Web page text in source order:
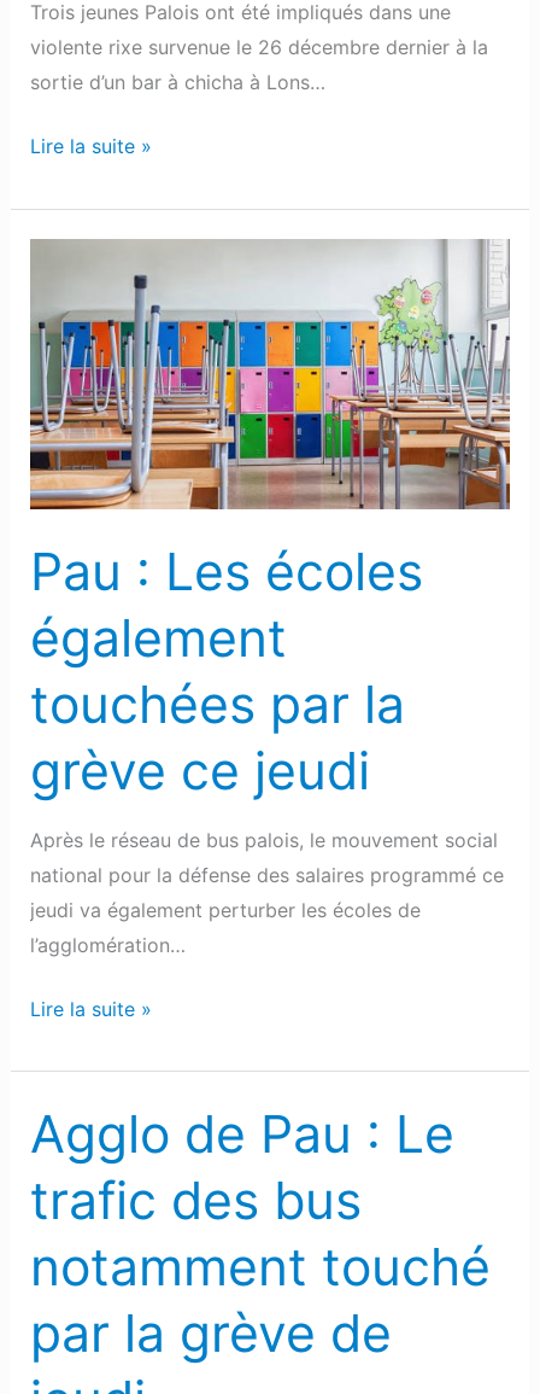
Trois jeunes Palois ont été impliqués dans une
violente rixe survenue le 26 décembre dernier à la
sortie d’un bar à chicha à Lons…
Lire la suite »
Pau : Les écoles
également
touchées par la
grève ce jeudi
Après le réseau de bus palois, le mouvement social
national pour la défense des salaires programmé ce
jeudi va également perturber les écoles de
l’agglomération…
Les
écoles
également
touchées
par
la
ce
Lire la suite »
Agglo de Pau : Le
trafic des bus
notamment touché
par la grève de
Agglo
de
Pau
Le
trafic
des
bus